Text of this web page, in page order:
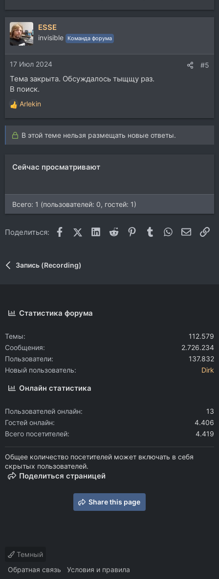
ESSE
invisible Команда форума
17 Июл 2024 #5
Тема закрыта. Обсуждалось тыщщу раз.
В поиск.
Р
е
к
и
Arlekin
В этой теме нельзя размещать новые ответы.
Сейчас просматривают
Всего: 1 (пользователей: 0, гостей: 1)
Поделиться: FacebookX (Twitter)
LinkedIn
Reddit Pinterest
Tumblr WhatsApp
Запись (Recording)
Статистика форума
Темы
112.579
Сообщения
2.726.234
Пользователи
137.832
Новый пользователь
Dirk
Онлайн статистика
Пользователей онлайн
13
Гостей онлайн
4.406
Всего посетителей
4.419
Общее количество посетителей может включать в себя
скрытых пользователей.
Поделиться страницей
Share this page
Темный
Обратная связь
Условия и правила